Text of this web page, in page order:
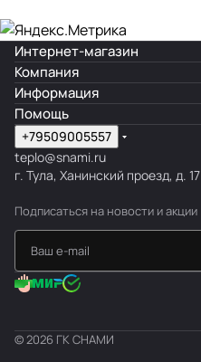
Интернет-магазин
Компания
Информация
Помощь
+79509005557
teplo@snami.ru
г. Тула, Ханинский проезд, д. 17
Подписаться на новости и акции
© 2026 ГК СНАМИ